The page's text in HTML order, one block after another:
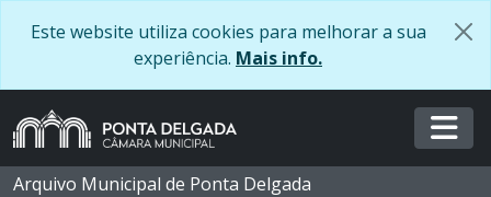
Este website utiliza cookies para melhorar a sua
experiência. Mais info.
Arquivo Municipal de Ponta Delgada